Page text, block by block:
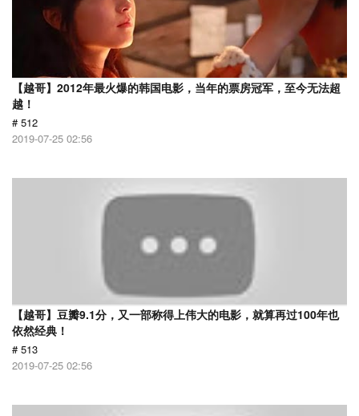
【越哥】2012年最火爆的韩国电影，当年的票房冠军，至今无法超
越！
# 512
2019-07-25 02:56
【越哥】豆瓣9.1分，又一部称得上伟大的电影，就算再过100年也
依然经典！
# 513
2019-07-25 02:56